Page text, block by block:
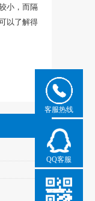
小，而隔
以了解得
客服热线
QQ客服